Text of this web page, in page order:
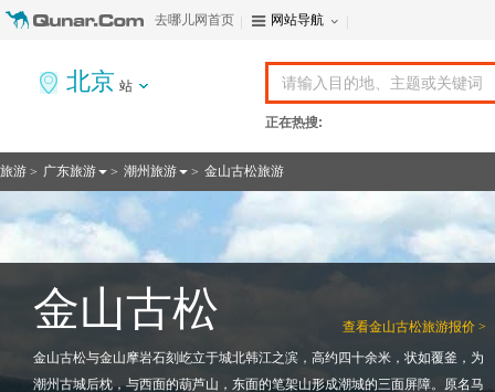
去哪儿网首页 网站导航
北京 站
正在热搜:
旅游 > 广东旅游 > 潮州旅游 > 金山古松旅游
查看金山古松旅游报价 >
金山古松
金山古松与金山摩岩石刻屹立于城北韩江之滨，高约四十余米，状如覆釜，为
潮州古城后枕，与西面的葫芦山，东面的笔架山形成潮城的三面屏障。原名马